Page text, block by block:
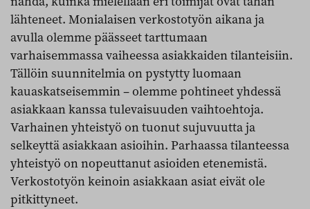
lähteneet. Monialaisen verkostotyön aikana ja
avulla olemme päässeet tarttumaan
varhaisemmassa vaiheessa asiakkaiden tilanteisiin.
Tällöin suunnitelmia on pystytty luomaan
kauaskatseisemmin – olemme pohtineet yhdessä
asiakkaan kanssa tulevaisuuden vaihtoehtoja.
Varhainen yhteistyö on tuonut sujuvuutta ja
selkeyttä asiakkaan asioihin. Parhaassa tilanteessa
yhteistyö on nopeuttanut asioiden etenemistä.
Verkostotyön keinoin asiakkaan asiat eivät ole
pitkittyneet.